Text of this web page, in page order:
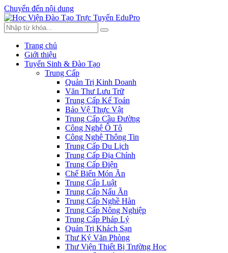
Chuyển đến nội dung
Trang chủ
Giới thiệu
Tuyển Sinh & Đào Tạo
Trung Cấp
Quản Trị Kinh Doanh
Văn Thư Lưu Trữ
Trung Cấp Kế Toán
Bảo Vệ Thực Vật
Trung Cấp Cầu Đường
Công Nghệ Ô Tô
Công Nghệ Thông Tin
Trung Cấp Du Lịch
Trung Cấp Địa Chính
Trung Cấp Điện
Chế Biến Món Ăn
Trung Cấp Luật
Trung Cấp Nấu Ăn
Trung Cấp Nghề Hàn
Trung Cấp Nông Nghiệp
Trung Cấp Pháp Lý
Quản Trị Khách Sạn
Thư Ký Văn Phòng
Thư Viện Thiết Bị Trường Học